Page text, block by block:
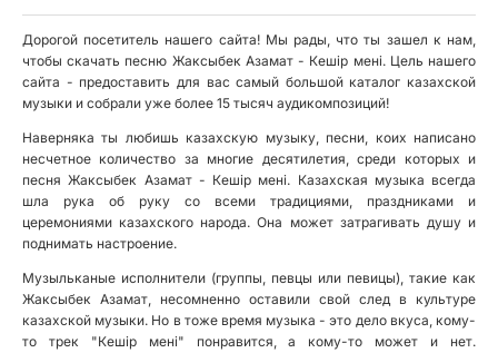
Дорогой посетитель нашего сайта! Мы рады, что ты зашел к нам,
чтобы скачать песню Жаксыбек Азамат - Кешiр менi. Цель нашего
сайта - предоставить для вас самый большой каталог казахской
музыки и собрали уже более 15 тысяч аудикомпозиций!
Наверняка ты любишь казахскую музыку, песни, коих написано
несчетное количество за многие десятилетия, среди которых и
песня Жаксыбек Азамат - Кешiр менi. Казахская музыка всегда
шла рука об руку со всеми традициями, праздниками и
церемониями казахского народа. Она может затрагивать душу и
поднимать настроение.
Музыльканые исполнители (группы, певцы или певицы), такие как
Жаксыбек Азамат, несомненно оставили свой след в культуре
казахской музыки. Но в тоже время музыка - это дело вкуса, кому-
то трек "Кешiр менi" понравится, а кому-то может и нет.